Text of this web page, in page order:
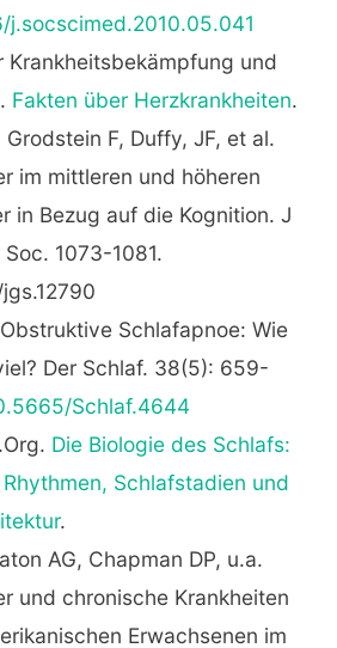
j.socscimed.2010.05.041
Krankheitsbekämpfung und
Fakten über Herzkrankheiten.
Grodstein F, Duffy, JF, et al.
im mittleren und höheren
in Bezug auf die Kognition. J
1073-1081.
jgs.12790
Schlafapnoe: Wie
Der Schlaf. 38(5): 659-
Schlaf.4644
Die Biologie des Schlafs:
Schlafstadien und
.
AG, Chapman DP, u.a.
und chronische Krankheiten
Erwachsenen im